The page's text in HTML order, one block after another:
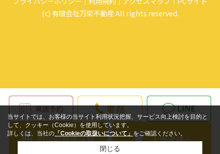
(c) 有限会社万栄不動産 All rights reserved.
当サイトでは、お客様の当サイト利用状況把握、サービス向上検討を目的と
して、クッキー（Cookie）を使用しています。
詳しくは、当社の 「Cookieの取扱いについて」 をご確認ください。
閉じる